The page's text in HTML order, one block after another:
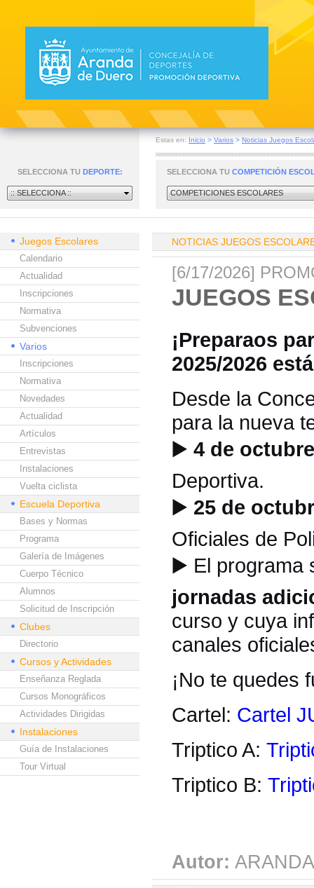
Estas en: Inicio > Varios > Noticias Juegos
SELECCIONA TU DEPORTE:
:: SELECCIONA ::
SELECCIONA TU COMPETICIÓN
COMPETICIONES ESCOLARES
Juegos Escolares
Calendario
Actualidad
Inscripciones
Normativa
Subvenciones
Varios
Inscripciones
Normativa
Novedades
Actualidad
Artículos
Entrevistas
Instalaciones
Vuelta ciclista
Escuela Deportiva
Bases y Normas
Programa
Galería de Imágenes
Cuerpo Técnico
Alumnos
Solicitud de Inscripción
Clubes
Directorio
Cursos y Actividades
Enseñanza Reglada
Cursos Monográficos
Actividades Dirigidas
Instalaciones
Guía de Instalaciones
Tour Virtual
NOTICIAS JUEGOS
[6/17/2026]
JUEGOS
¡Preparaos
2025/2026
Desde la
para la nueva
▶️ 4 de
Deportiva.
▶️ 25 de
Oficiales de
▶️ El programa
jornadas
curso y cuya
canales
¡No te quedes
Cartel: Cartel
Triptico A:
Triptico B:
Autor: